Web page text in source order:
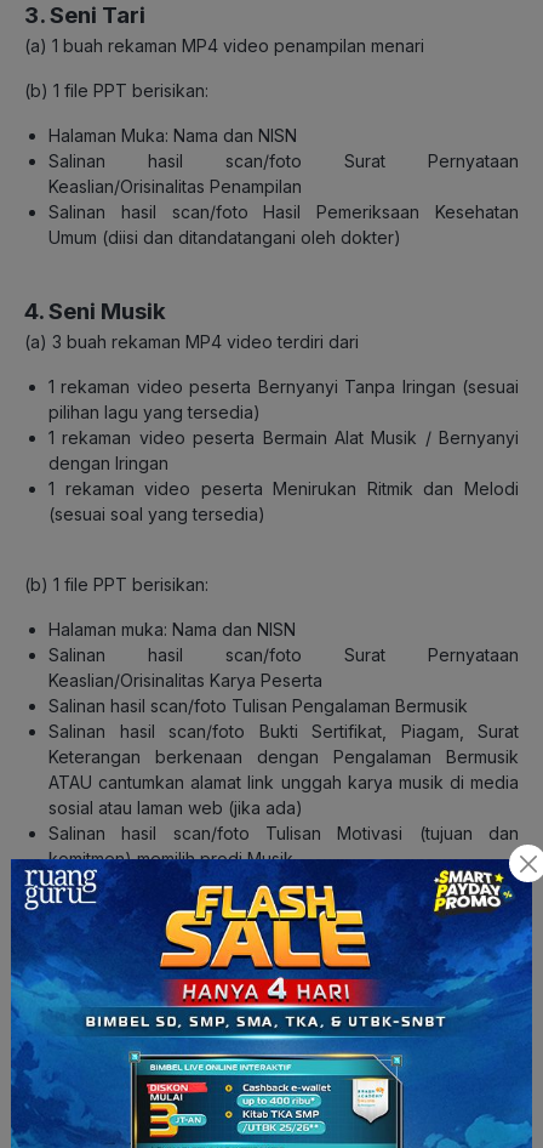
3. Seni Tari
(a) 1 buah rekaman MP4 video penampilan menari
(b) 1 file PPT berisikan:
Halaman Muka: Nama dan NISN
Salinan hasil scan/foto Surat Pernyataan
Keaslian/Orisinalitas Penampilan
Salinan hasil scan/foto Hasil Pemeriksaan Kesehatan
Umum (diisi dan ditandatangani oleh dokter)
4. Seni Musik
(a) 3 buah rekaman MP4 video terdiri dari
1 rekaman video peserta Bernyanyi Tanpa Iringan (sesuai
pilihan lagu yang tersedia)
1 rekaman video peserta Bermain Alat Musik / Bernyanyi
dengan Iringan
1
rekaman video peserta Menirukan Ritmik dan Melodi
(sesuai soal yang tersedia)
(b) 1 file PPT berisikan:
Halaman muka: Nama dan NISN
Salinan hasil scan/foto Surat Pernyataan
Keaslian/Orisinalitas Karya Peserta
Salinan hasil scan/foto Tulisan Pengalaman Bermusik
Salinan hasil scan/foto Bukti Sertifikat, Piagam, Surat
Keterangan berkenaan dengan Pengalaman Bermusik
ATAU cantumkan alamat link unggah karya musik di media
sosial atau laman web (jika ada)
Salinan hasil scan/foto Tulisan Motivasi (tujuan dan
komitmen) memilih prodi Musik
5. Seni Karawitan
(a) 3 buah rekaman MP4 video terdiri dari
1 rekaman video peserta Bernyanyi Lagu Tradisional (lihat
petunjuk di laman)
1 rekaman video peserta Bermain Alat Musik Tradisional
1 rekaman video peserta Menirukan Ritmik dan Melodi
(sesuai soal yang tersedia)